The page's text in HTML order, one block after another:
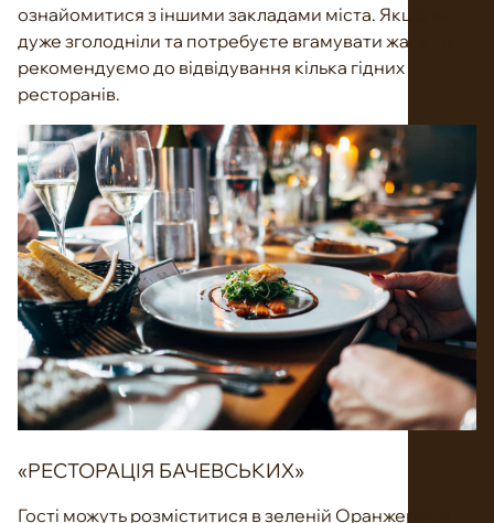
ознайомитися з іншими закладами міста. Якщо ви
дуже зголодніли та потребуєте вгамувати жагу, то
рекомендуємо до відвідування кілька гідних
ресторанів.
«РЕСТОРАЦІЯ БАЧЕВСЬКИХ»
Гості можуть розміститися в зеленій Оранжереї, в